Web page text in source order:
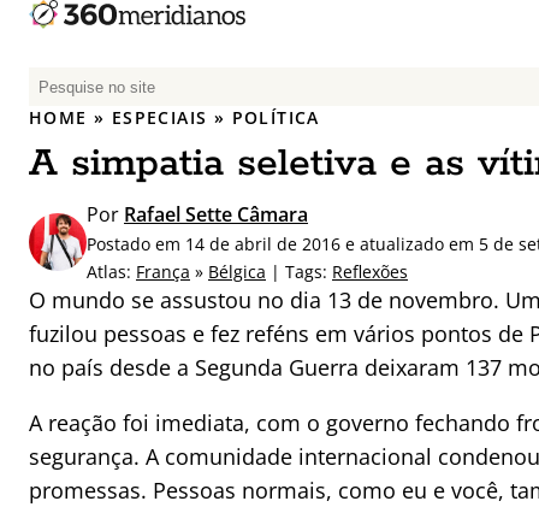
P
e
q
i
s
r
p
o
:
HOME » ESPECIAIS » POLÍTICA
A simpatia seletiva e as
Por Rafael Sette Câmara
Postado em 14 de abril de 2016 e atualizado em 5 de
Atlas: França » Bélgica | Tags: Reflexões
O mundo se assustou no dia 13 de novembro.
fuzilou pessoas e fez reféns em vários pontos de
no país desde a Segunda Guerra deixaram 137
A reação foi imediata, com o governo fechando
segurança. A comunidade internacional
promessas. Pessoas normais, como eu e você,